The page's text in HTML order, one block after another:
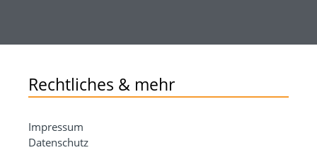
Rechtliches & mehr
Impressum
Datenschutz